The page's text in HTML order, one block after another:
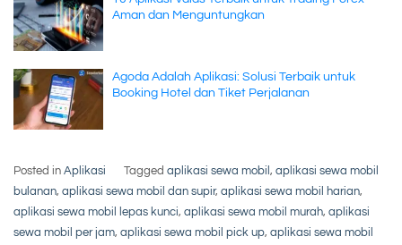
Aman dan Menguntungkan
Agoda Adalah Aplikasi: Solusi Terbaik untuk
Booking Hotel dan Tiket Perjalanan
Posted in Aplikasi Tagged aplikasi sewa mobil , aplikasi sewa mobil
bulanan, aplikasi sewa mobil dan supir, aplikasi sewa mobil harian,
aplikasi sewa mobil lepas kunci, aplikasi sewa mobil murah, aplikasi
sewa mobil per jam, aplikasi sewa mobil pick up, aplikasi sewa mobil